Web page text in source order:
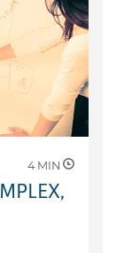
4MIN